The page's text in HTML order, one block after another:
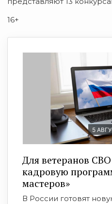
16+
5
Для ветеранов
кадровую
мастеров»
В России готовят